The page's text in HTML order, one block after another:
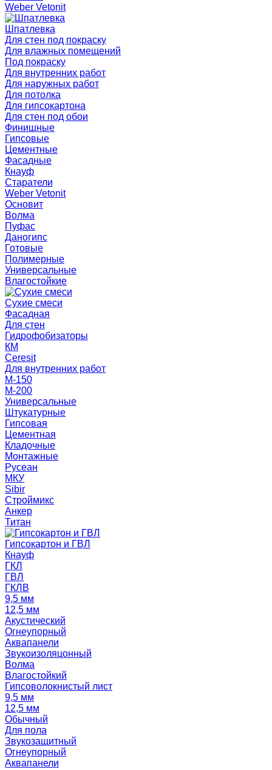
Weber Vetonit
Шпатлевка
Для стен под покраску
Для влажных помещений
Под покраску
Для внутренних работ
Для наружных работ
Для потолка
Для гипсокартона
Для стен под обои
Финишные
Гипсовые
Цементные
Фасадные
Кнауф
Старатели
Weber Vetonit
Основит
Волма
Пуфас
Даногипс
Готовые
Полимерные
Универсальные
Влагостойкие
Сухие смеси
Фасадная
Для стен
Гидрофобизаторы
КМ
Ceresit
Для внутренних работ
М-150
М-200
Универсальные
Штукатурные
Гипсовая
Цементная
Кладочные
Монтажные
Русеан
МКУ
Sibir
Строймикс
Анкер
Титан
Гипсокартон и ГВЛ
Кнауф
ГКЛ
ГВЛ
ГКЛВ
9,5 мм
12,5 мм
Акустический
Огнеупорный
Аквапанели
Звукоизоляцонный
Волма
Влагостойкий
Гипсоволокнистый лист
9,5 мм
12,5 мм
Обычный
Для пола
Звукозащитный
Огнеупорный
Аквапанели